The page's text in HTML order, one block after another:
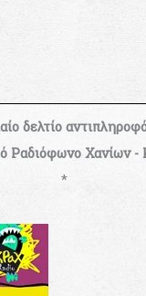
δελτίο
Ραδιόφωνο Χανίων -
*